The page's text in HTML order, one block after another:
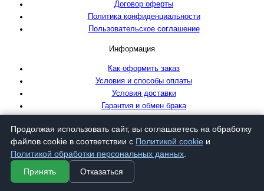
Продолжая использовать сайт, вы соглашаетесь на обработку
файлов cookie в соответствии с Политикой cookie и
Политикой обработки персональных данных
Принять
Отказаться
Договор оферты
Политика конфиденциальности
Пользовательское соглашение
Информация
Как оформить заказ
Условия и способы оплаты
Условия доставки
Гарантия и обмен брака
Подписка на рассылку Будь в курсе новых поступлений, акций и скидок!
Нажимая на кнопку «Подписаться», Вы даете
согласие на обработку персональных
данных.
Подписаться